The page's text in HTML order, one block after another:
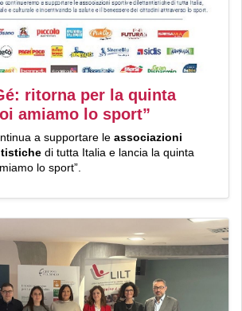
ritorna per la quinta
amiamo lo sport”
a supportare le associazioni
di tutta Italia e lancia la quinta
lo sport”.